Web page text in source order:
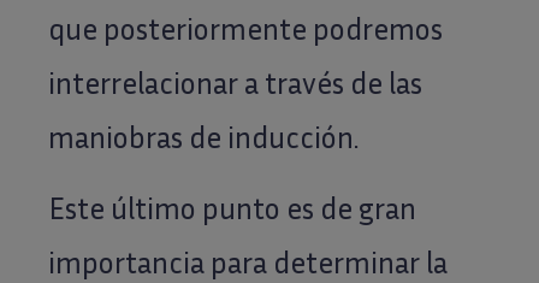
que posteriormente podremos
interrelacionar a través de las
maniobras de inducción.
Este último punto es de gran
importancia para determinar la